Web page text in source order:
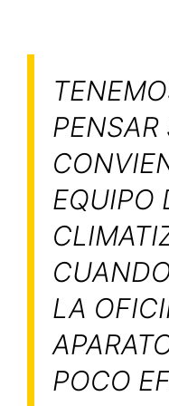
PENSAR
EQUIPO
LA
POCO